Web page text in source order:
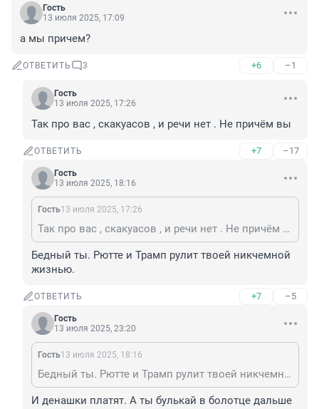
Гость
13 июля 2025, 17:09
а мы причем?
ОТВЕТИТЬ 3 +6 –1
Гость
13 июля 2025, 17:26
Так про вас , скакуасов , и речи нет . Не причём вы
ОТВЕТИТЬ +7 –17
Гость
13 июля 2025, 18:16
Гость13 июля 2025, 17:26
Так про вас , скакуасов , и речи нет . Не причём вы
Бедный ты. Рютте и Трамп рулит твоей никчемной
жизнью.
ОТВЕТИТЬ +7 –5
Гость
13 июля 2025, 23:20
Гость13 июля 2025, 18:16
Бедный ты. Рютте и Трамп рулит твоей никчемной жизнью.
И денашки платят. А ты булькай в болотце дальше